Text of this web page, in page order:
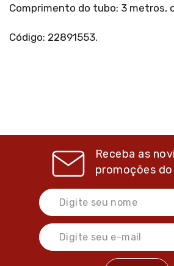
Comprimento do tubo: 3 metros,
Código: 22891553.
Receba as
promoções do